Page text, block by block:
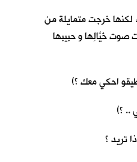
لكنها خرجت متمايلة من
صوت خَيَّالِها و حبيبها
احكي معك ؟)
.. ؟)
تريد ؟